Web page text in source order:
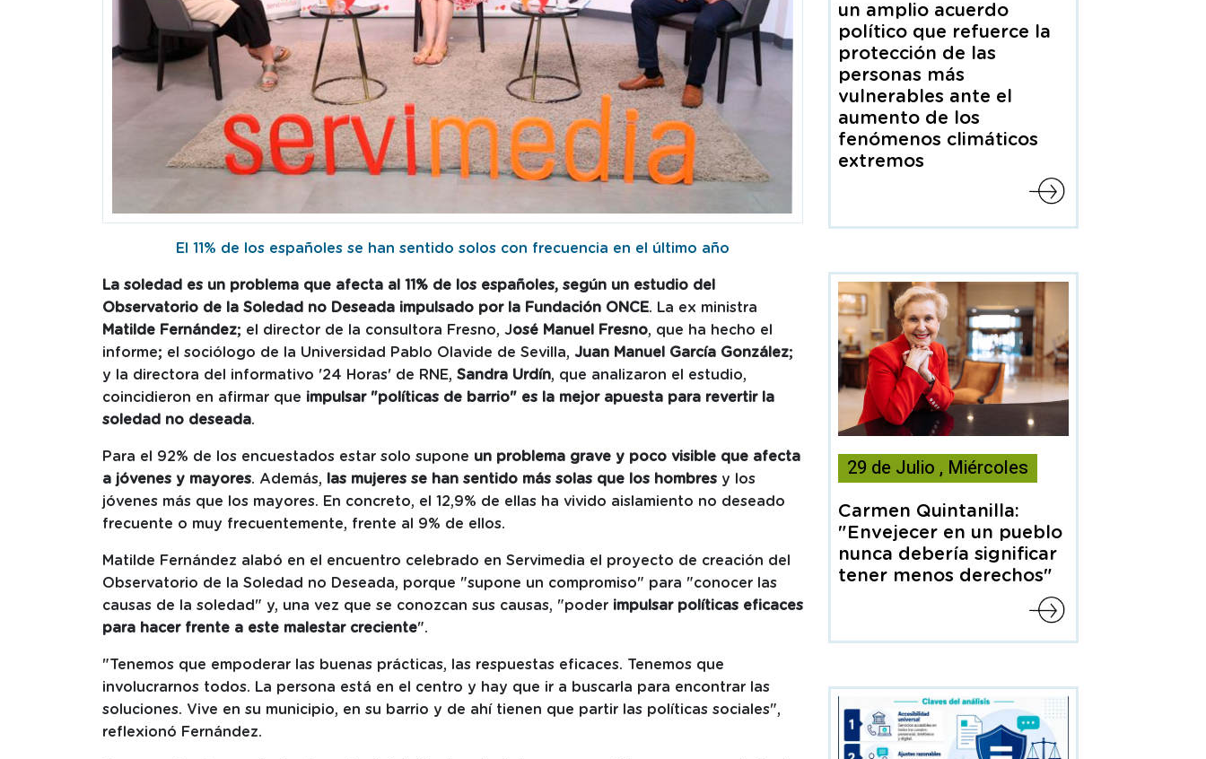
El 11% de los españoles se han sentido solos con frecuencia en el último año
La soledad es un problema que afecta al 11% de los españoles, según un estudio del
Observatorio de la Soledad no Deseada impulsado por la Fundación ONCE. La ex ministra
Matilde Fernández; el director de la consultora Fresno, José Manuel Fresno, que ha hecho el
informe; el sociólogo de la Universidad Pablo Olavide de Sevilla, Juan Manuel García González;
y la directora del informativo '24 Horas' de RNE, Sandra Urdín, que analizaron el estudio,
coincidieron en afirmar que impulsar "políticas de barrio" es la mejor apuesta para revertir la
soledad no deseada.
Para el 92% de los encuestados estar solo supone un problema grave y poco visible que afecta
a jóvenes y mayores. Además, las mujeres se han sentido más solas que los hombres y los
jóvenes más que los mayores. En concreto, el 12,9% de ellas ha vivido aislamiento no deseado
frecuente o muy frecuentemente, frente al 9% de ellos.
Matilde Fernández alabó en el encuentro celebrado en Servimedia el proyecto de creación del
Observatorio de la Soledad no Deseada, porque "supone un compromiso" para "conocer las
causas de la soledad" y, una vez que se conozcan sus causas, "poder impulsar políticas eficaces
para hacer frente a este malestar creciente".
"Tenemos que empoderar las buenas prácticas, las respuestas eficaces. Tenemos que
involucrarnos todos. La persona está en el centro y hay que ir a buscarla para encontrar las
soluciones. Vive en su municipio, en su barrio y de ahí tienen que partir las políticas sociales",
reflexionó Fernández.
un amplio acuerdo
político que refuerce la
protección de las
personas más
vulnerables ante el
aumento de los
fenómenos climáticos
extremos
noticia
Articulo
29 de Julio , Miércoles
Carmen Quintanilla:
"Envejecer en un pueblo
nunca debería significar
tener menos derechos"